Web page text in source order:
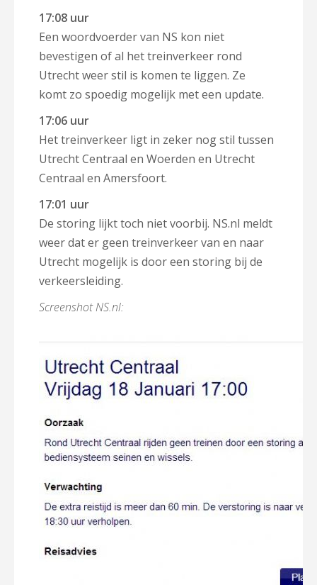
17:08 uur
Een woordvoerder van NS kon niet
bevestigen of al het treinverkeer rond
Utrecht weer stil is komen te liggen. Ze
komt zo spoedig mogelijk met een update.
17:06 uur
Het treinverkeer ligt in zeker nog stil tussen
Utrecht Centraal en Woerden en Utrecht
Centraal en Amersfoort.
17:01 uur
De storing lijkt toch niet voorbij. NS.nl meldt
weer dat er geen treinverkeer van en naar
Utrecht mogelijk is door een storing bij de
verkeersleiding.
Screenshot NS.nl: